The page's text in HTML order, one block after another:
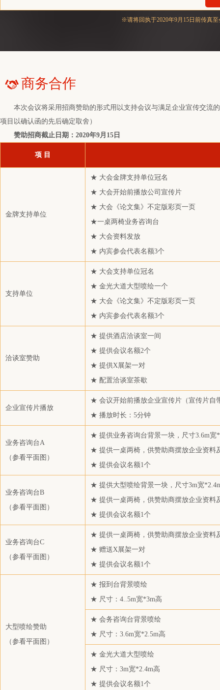
长江期货股份有限公司
北方华锦化学工业股份有限公司
福建省金纶高纤股份有限公司
航天长城贸易有限公司
湖北三宁化工股份有限公司
常熟涤纶有限公司
丰锦国际贸易(上海)有限公司
嘉兴市海陆物流有限公司
上海塑盛电子商务有限公司
江苏海域石油化工有限公司
浙江亿鼎贸易有限公司
江苏申久化纤有限公司
华峰集团上海贸易有限公司
宁波富德能源有限公司
财通证券股份有限公司
珠海市瑞祥丰化工新材料有限公司
上海联跃国际贸易有限公司
浙江三维材料科技有限公司
大连福佳大化石油化工有限公司
中电投先融期货股份有限公司南京营业部
一重集团国际资源有限公司
浙江盛邦化纤有限公司
内蒙古荣信化工有限公司
中吴贸易发展（杭州）有限公司
宁波天裕达化工有限公司
天风期货股份有限公司
桐昆集团股份有限公司
江苏虹港石化有限公司
上海联油国际贸易有限公司
浙江四邦实业有限公司
※请将回执于2020年9月15日前传真
商务合作
本次会议将采用招商赞助的形式用以支持会议与满足企业宣传交流的
项目以确认函的先后确定取舍）
赞助招商截止日期：2020年9月15日
项 目
金牌支持单位
★ 大会金牌支持单位冠名
★ 大会开始前播放公司宣传片
★ 大会《论文集》不定版彩页一页
★一桌两椅业务咨询台
★ 大会资料发放
★ 内宾参会代表名额3个
支持单位
★ 大会支持单位冠名
★ 金光大道大型喷绘一个
★ 大会《论文集》不定版彩页一页
★ 内宾参会代表名额3个
洽谈室赞助
★ 提供酒店洽谈室一间
★ 提供会议名额2个
★ 提供X展架一对
★ 配置洽谈室茶歇
企业宣传片播放
★ 会议开始前播放企业宣传片（宣传片自
★ 播放时长：5分钟
业务咨询台A
（参看平面图 ）
★ 提供业务咨询台背景一块，尺寸3.6m宽
★ 提供一桌两椅，供赞助商摆放企业资料
★ 提供会议名额1个
业务咨询台B
（参看平面图 ）
★ 提供大型喷绘背景一块，尺寸3m宽
★ 提供一桌两椅，供赞助商摆放企业资料
★ 提供会议名额1个
业务咨询台C
（参看平面图 ）
★ 提供一桌两椅，供赞助商摆放企业资料
★ 赠送X展架一对
★ 提供会议名额1个
大型喷绘赞助
（参看平面图 ）
★ 报到台背景喷绘
★ 尺寸：4..5m宽*3m高
★ 会务咨询台背景喷绘
★ 尺寸：3.6m宽*2.5m高
★ 金光大道大型喷绘
★ 尺寸：3m宽*2.4m高
★ 提供会议名额1个